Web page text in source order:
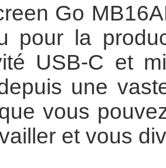
Go
pour la
USB-C et
une
vous
et vous